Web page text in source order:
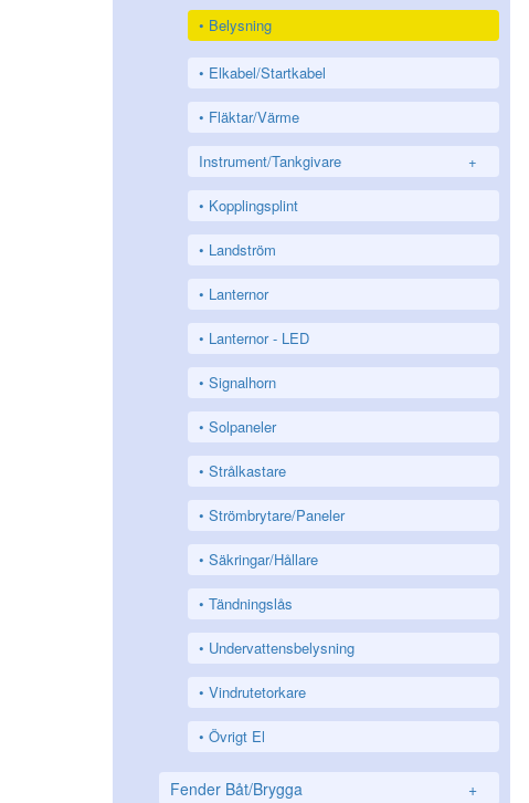
Belysning
Elkabel/Startkabel
Fläktar/Värme
Instrument/Tankgivare +
Kopplingsplint
Landström
Lanternor
Lanternor - LED
Signalhorn
Solpaneler
Strålkastare
Strömbrytare/Paneler
Säkringar/Hållare
Tändningslås
Undervattensbelysning
Vindrutetorkare
Övrigt El
Fender Båt/Brygga +